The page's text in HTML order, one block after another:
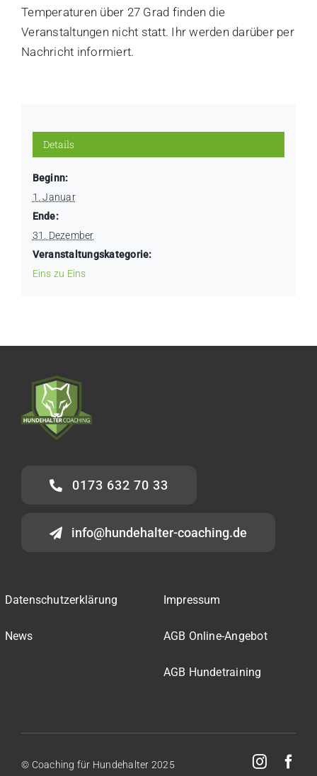
Temperaturen über 27 Grad finden die
Veranstaltungen nicht statt. Ihr werden darüber per
Nachricht informiert.
Details
Beginn:
1. Januar
Ende:
31. Dezember
Veranstaltungskategorie:
Eins zu Eins
0173 632 70 33
info@hundehalter-coaching.de
Datenschutzerklärung
News
Impressum
AGB Online-Angebot
AGB Hundetraining
© Coaching für Hundehalter 2025